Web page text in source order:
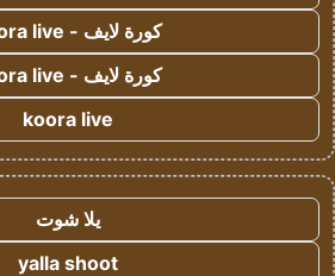
كورة لايف - koora live
كورة لايف - koora live
koora live
يلا شوت
yalla shoot